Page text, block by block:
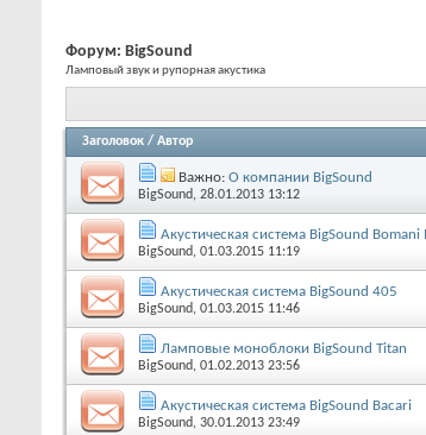
Форум: BigSound
Ламповый звук и рупорная акустика
Заголовок / Автор
Важно: О компании BigSound
BigSound, 28.01.2013 13:12
Акустическая система BigSound Bomani
BigSound, 01.03.2015 11:19
Акустическая система BigSound 405
BigSound, 01.03.2015 11:46
Ламповые моноблоки BigSound Titan
BigSound, 01.02.2013 23:56
Акустическая система BigSound Bacari
BigSound, 30.01.2013 23:49